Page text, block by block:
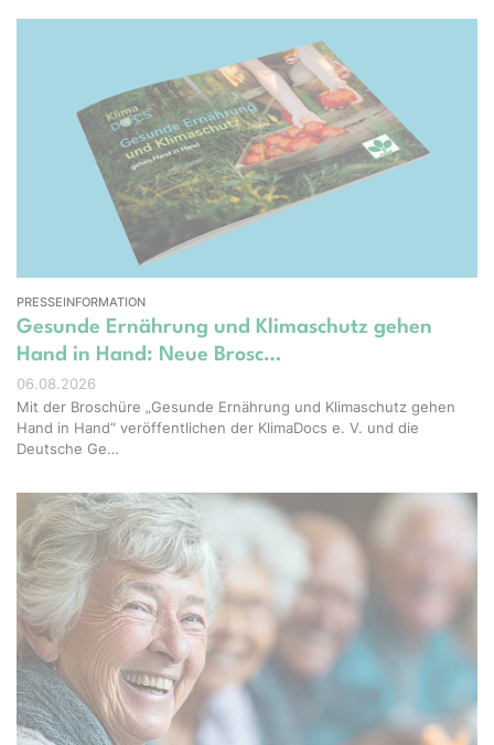
PRESSEINFORMATION
Gesunde Ernährung und Klimaschutz gehen
Hand in Hand: Neue Brosc…
06.08.2026
Mit der Broschüre „Gesunde Ernährung und Klimaschutz gehen
Hand in Hand“ veröffentlichen der KlimaDocs e. V. und die
Deutsche Ge…